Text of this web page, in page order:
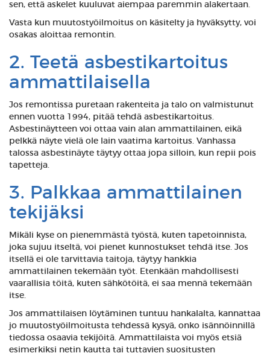
sen, että askelet kuuluvat aiempaa paremmin alakertaan.
Vasta kun muutostyöilmoitus on käsitelty ja hyväksytty, voi
osakas aloittaa remontin.
2. Teetä asbestikartoitus
ammattilaisella
Jos remontissa puretaan rakenteita ja talo on valmistunut
ennen vuotta 1994, pitää tehdä asbestikartoitus.
Asbestinäytteen voi ottaa vain alan ammattilainen, eikä
pelkkä näyte vielä ole lain vaatima kartoitus. Vanhassa
talossa asbestinäyte täytyy ottaa jopa silloin, kun repii pois
tapetteja.
3. Palkkaa ammattilainen
tekijäksi
Mikäli kyse on pienemmästä työstä, kuten tapetoinnista,
joka sujuu itseltä, voi pienet kunnostukset tehdä itse. Jos
itsellä ei ole tarvittavia taitoja, täytyy hankkia
ammattilainen tekemään työt. Etenkään mahdollisesti
vaarallisia töitä, kuten sähkötöitä, ei saa mennä tekemään
itse.
Jos ammattilaisen löytäminen tuntuu hankalalta, kannattaa
jo muutostyöilmoitusta tehdessä kysyä, onko isännöinnillä
tiedossa osaavia tekijöitä. Ammattilaista voi myös etsiä
esimerkiksi netin kautta tai tuttavien suositusten